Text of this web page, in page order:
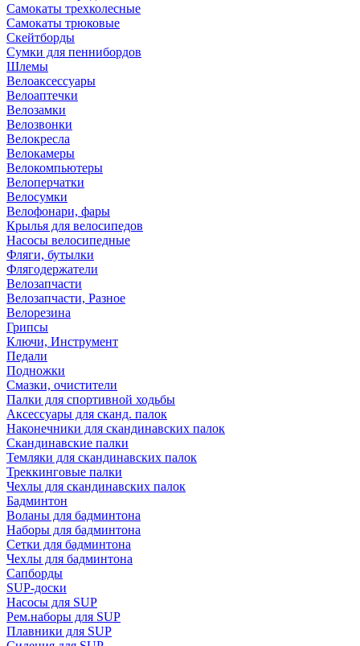
Самокаты трехколесные
Самокаты трюковые
Скейтборды
Сумки для пеннибордов
Шлемы
Велоаксессуары
Велоаптечки
Велозамки
Велозвонки
Велокресла
Велокамеры
Велокомпьютеры
Велоперчатки
Велосумки
Велофонари, фары
Крылья для велосипедов
Насосы велосипедные
Фляги, бутылки
Флягодержатели
Велозапчасти
Велозапчасти, Разное
Велорезина
Грипсы
Ключи, Инструмент
Педали
Подножки
Смазки, очистители
Палки для спортивной ходьбы
Аксессуары для сканд. палок
Наконечники для скандинавских палок
Скандинавские палки
Темляки для скандинавских палок
Треккинговые палки
Чехлы для скандинавских палок
Бадминтон
Воланы для бадминтона
Наборы для бадминтона
Сетки для бадминтона
Чехлы для бадминтона
Сапборды
SUP-доски
Насосы для SUP
Рем.наборы для SUP
Плавники для SUP